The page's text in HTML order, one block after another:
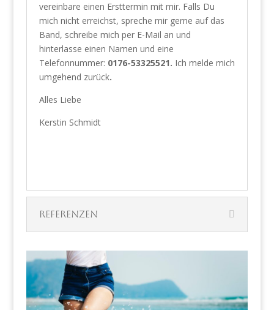
vereinbare einen Ersttermin mit mir. Falls Du
mich nicht erreichst, spreche mir gerne auf das
Band, schreibe mich per E-Mail an und
hinterlasse einen Namen und eine
Telefonnummer: 0176-53325521. Ich melde mich
umgehend zurück.
Alles Liebe
Kerstin Schmidt
Referenzen